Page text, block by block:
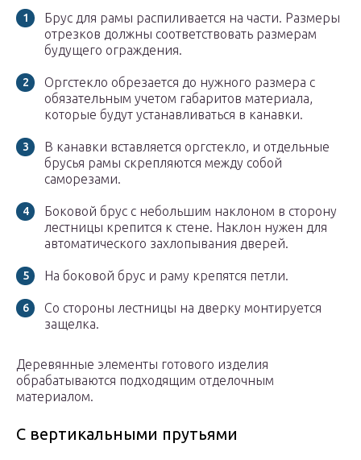
Брус для рамы распиливается на части. Размеры
отрезков должны соответствовать размерам
будущего ограждения.
Оргстекло обрезается до нужного размера с
обязательным учетом габаритов материала,
которые будут устанавливаться в канавки.
В канавки вставляется оргстекло, и отдельные
брусья рамы скрепляются между собой
саморезами.
Боковой брус с небольшим наклоном в сторону
лестницы крепится к стене. Наклон нужен для
автоматического захлопывания дверей.
На боковой брус и раму крепятся петли.
Со стороны лестницы на дверку монтируется
защелка.
Деревянные элементы готового изделия
обрабатываются подходящим отделочным
материалом.
С вертикальными прутьями